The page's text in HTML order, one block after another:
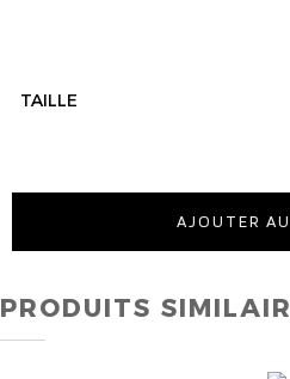
TAILLE
AJOUTER
PRODUITS